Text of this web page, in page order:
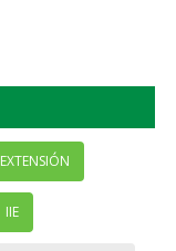
EXTENSIÓN
IIE